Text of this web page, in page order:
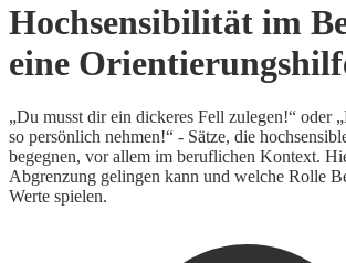
Hochsensibilität im
eine
„Du musst dir ein dickeres Fell zulegen!“ oder
so persönlich nehmen!“ - Sätze, die
begegnen, vor allem im beruflichen Kontext.
Abgrenzung gelingen kann und welche Rolle
Werte spielen.